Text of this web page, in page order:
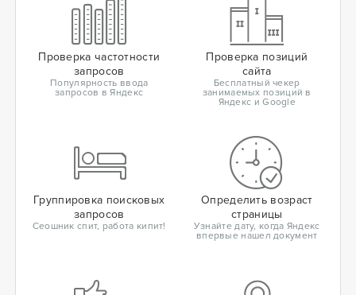
Проверка частотности
запросов
Популярность ввода
запросов в Яндекс
Проверка позиций
сайта
Бесплатный чекер
занимаемых позиций в
Яндекс и Google
Группировка поисковых
запросов
Сеошник спит, работа кипит!
Определить возраст
страницы
Узнайте дату, когда Яндекс
впервые нашел документ